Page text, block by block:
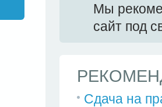
Мы
сайт под
Сдача на